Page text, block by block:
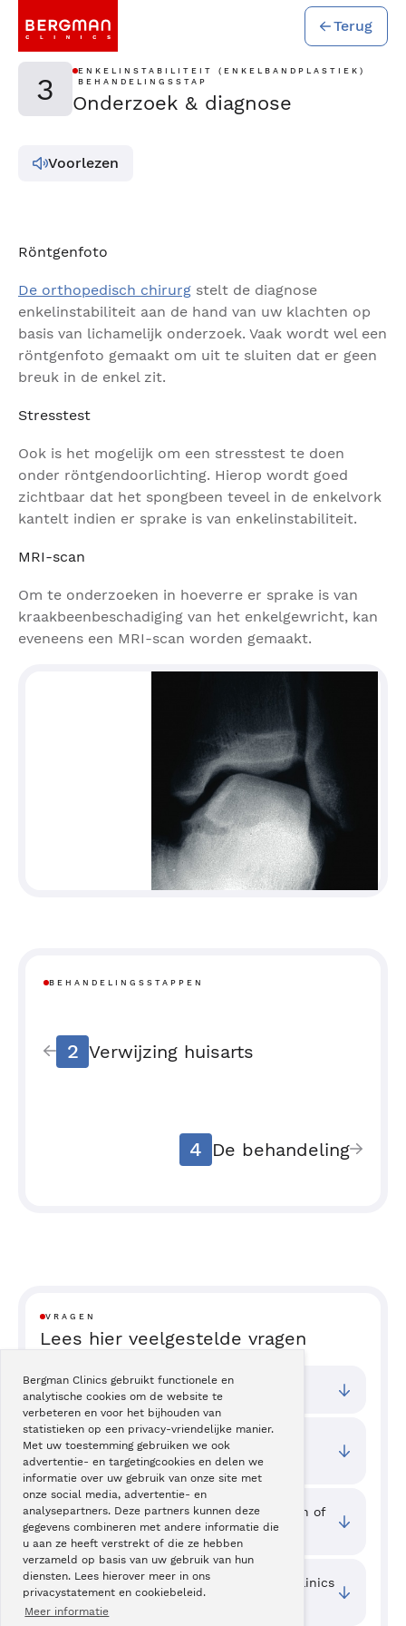
Bergman Clinics gebruikt functionele en
analytische cookies om de website te
verbeteren en voor het bijhouden van
statistieken op een privacy-vriendelijke manier.
Met uw toestemming gebruiken we ook
advertentie- en targetingcookies en delen we
informatie over uw gebruik van onze site met
onze social media, advertentie- en
analysepartners. Deze partners kunnen deze
gegevens combineren met andere informatie die
u aan ze heeft verstrekt of die ze hebben
verzameld op basis van uw gebruik van hun
diensten. Lees hierover meer in ons
privacystatement en cookiebeleid.
Meer informatie
Terug
3
ENKELINSTABILITEIT (ENKELBANDPLASTIEK)
BEHANDELINGSSTAP
Onderzoek & diagnose
Voorlezen
Röntgenfoto
De orthopedisch chirurg stelt de diagnose
enkelinstabiliteit aan de hand van uw klachten op
basis van lichamelijk onderzoek. Vaak wordt wel een
röntgenfoto gemaakt om uit te sluiten dat er geen
breuk in de enkel zit.
Stresstest
Ook is het mogelijk om een stresstest te doen
onder röntgendoorlichting. Hierop wordt goed
zichtbaar dat het spongbeen teveel in de enkelvork
kantelt indien er sprake is van enkelinstabiliteit.
MRI-scan
Om te onderzoeken in hoeverre er sprake is van
kraakbeenbeschadiging van het enkelgewricht, kan
eveneens een MRI-scan worden gemaakt.
BEHANDELINGSSTAPPEN
2 Verwijzing huisarts
4 De behandeling
VRAGEN
Lees hier veelgestelde vragen
Bij welke vestigingen kan ik terecht?
Wat zijn de toegangstijden van deze
behandeling?
Waar kan ik ervaringen van cliënten zien of
mijn ervaring delen?
Welke kwaliteit wordt er bij Bergman Clinics
geboden?